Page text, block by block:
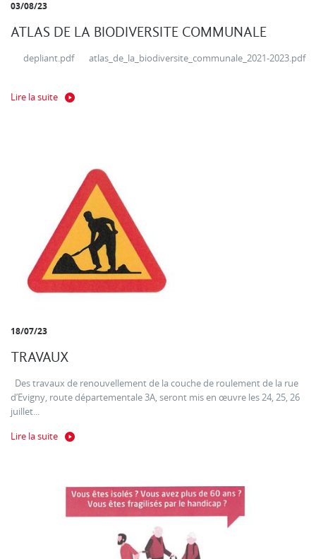
03/08/23
ATLAS DE LA BIODIVERSITE COMMUNALE
depliant.pdf atlas_de_la_biodiversite_communale_2021-2023.pdf
Lire la suite
18/07/23
TRAVAUX
Des travaux de renouvellement de la couche de roulement de la rue
d’Evigny, route départementale 3A, seront mis en œuvre les 24, 25, 26
juillet...
Lire la suite